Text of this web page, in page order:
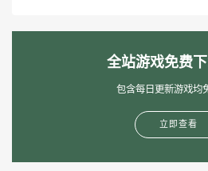
全站游戏免费
包含每日更新游戏均
立即查看